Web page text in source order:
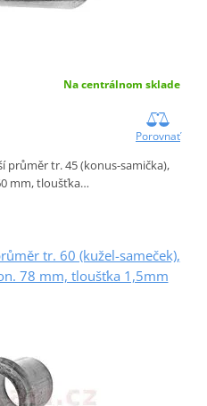
Na centrálnom sklade
Porovnať
průměr tr. 45 (konus-samička),
mm, tloušťka…
tr. 60 (kužel-sameček),
78 mm, tloušťka 1,5mm